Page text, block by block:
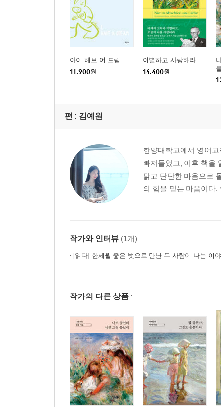
아이 해브 어 드림
11,900원
이별하고 사랑하라
14,400원
편 : 김예원
한양대학교에서 영어
빠져들었고, 이후 책을
맑고 단단한 마음으로
의 힘을 믿는 마음이다.
작가와 인터뷰 (1개)
[읽다] 한세월 좋은 벗으로 만난 두 사람이 나눈 이
작가의 다른 상품